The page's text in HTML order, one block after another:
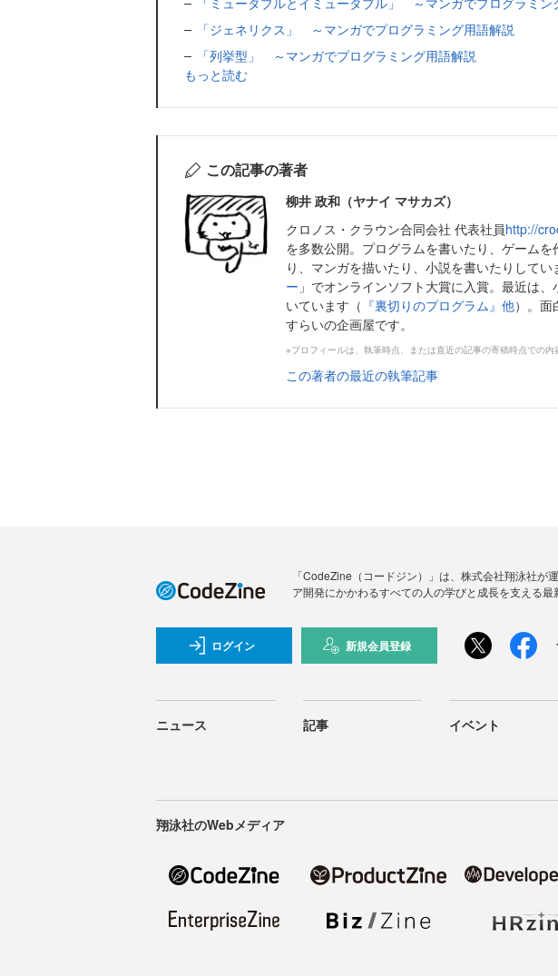
「ジェネリクス」 ～マンガでプログラミング用語解説
「列挙型」 ～マンガでプログラミング用語解説
もっと読む
この記事の著者
柳井 政和（ヤナイ マサカズ）
クロノス・クラウン合同会社 代表社員http://
を多数公開。プログラムを書いたり、ゲーム
り、マンガを描いたり、小説を書いたりしてい
ー 」でオンラインソフト大賞に入賞。最近は
いています（ 『裏切りのプログラム』他）。面
すらいの企画屋です。
※プロフィールは、執筆時点、または直近の記事の寄稿時点での内
この著者の最近の執筆記事
「CodeZine（コードジン）」は、株式会社翔泳社
ア開発にかかわるすべての人の学びと成長を支える最
ログイン 新規会員登録
ニュース 記事 イベント
翔泳社のWebメディア